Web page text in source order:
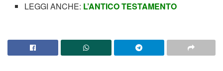
LEGGI ANCHE: L’ANTICO TESTAMENTO